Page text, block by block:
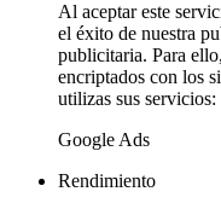
Al aceptar este
el éxito de nuestra
publicitaria. Para
encriptados con los
utilizas sus servicios:
Google Ads
Rendimiento